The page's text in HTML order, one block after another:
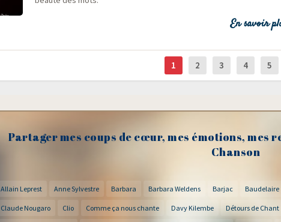
En savoir
1 2 3 4 5
Partager mes coups de cœur, mes émotions, mes
Chanson
Allain Leprest Anne Sylvestre Barbara Barbara Weldens Barjac Baudelaire
Claude Nougaro Clio Comme ça nous chante Davy Kilembe Détours de Chant